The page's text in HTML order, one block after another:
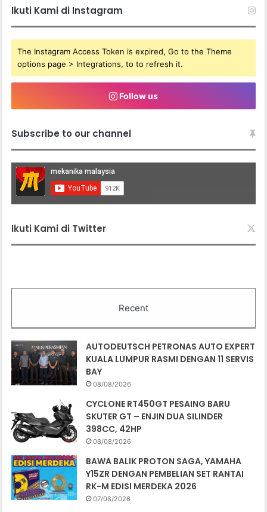
Ikuti Kami di Instagram
The Instagram Access Token is expired, Go to the Theme
options page > Integrations, to to refresh it.
Follow us
Subscribe to our channel
Ikuti Kami di Twitter
Recent
AUTODEUTSCH PETRONAS AUTO EXPERT
KUALA LUMPUR RASMI DENGAN 11 SERVIS
BAY
08/08/2026
CYCLONE RT450GT PESAING BARU
SKUTER GT – ENJIN DUA SILINDER
398CC, 42HP
08/08/2026
BAWA BALIK PROTON SAGA, YAMAHA
Y15ZR DENGAN PEMBELIAN SET RANTAI
RK-M EDISI MERDEKA 2026
07/08/2026